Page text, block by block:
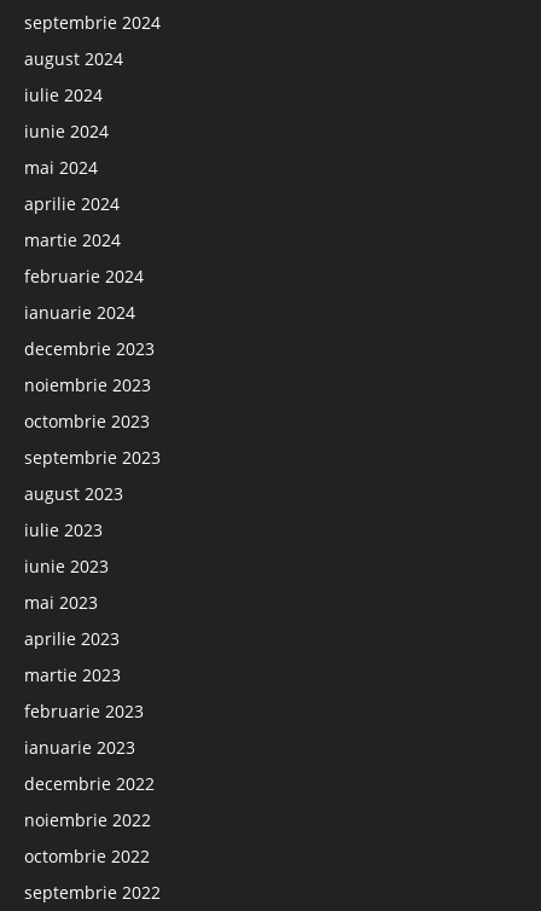
septembrie 2024
august 2024
iulie 2024
iunie 2024
mai 2024
aprilie 2024
martie 2024
februarie 2024
ianuarie 2024
decembrie 2023
noiembrie 2023
octombrie 2023
septembrie 2023
august 2023
iulie 2023
iunie 2023
mai 2023
aprilie 2023
martie 2023
februarie 2023
ianuarie 2023
decembrie 2022
noiembrie 2022
octombrie 2022
septembrie 2022